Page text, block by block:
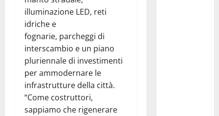
illuminazione LED, reti
idriche e
fognarie, parcheggi di
interscambio e un piano
pluriennale di investimenti
per ammodernare le
infrastrutture della città.
“Come costruttori,
sappiamo che rigenerare